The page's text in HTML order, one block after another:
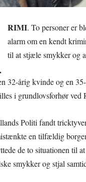
RIMI. To personer er
alarm om en kendt
til at stjæle smykker og
32-årig kvinde og en
i grundlovsforhør
Politi fandt
en tilfældig
de to situationen til
smykker og stjal